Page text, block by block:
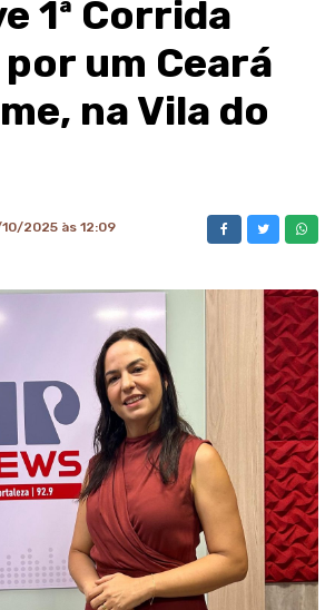
1ª Corrida
um Ceará
na Vila do
2025 às 12:09